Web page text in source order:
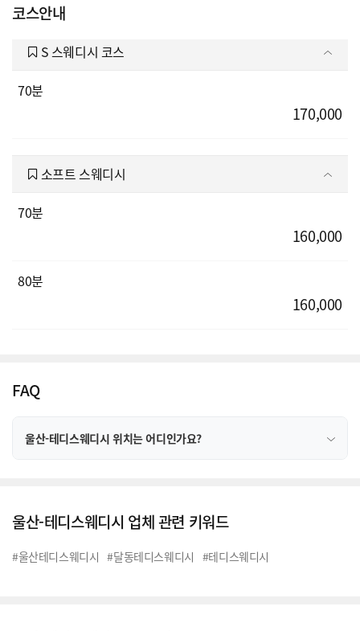
코스안내
S 스웨디시 코스
70분
170,000
소프트 스웨디시
70분
160,000
80분
160,000
FAQ
울산-테디스웨디시 위치는 어디인가요?
울산-테디스웨디시 업체 관련 키워드
#울산테디스웨디시 #달동테디스웨디시 #테디스웨디시